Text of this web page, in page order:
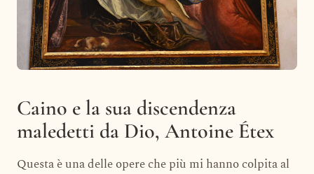
Caino e la sua discendenza
maledetti da Dio, Antoine Étex
Questa è una delle opere che più mi hanno colpita al